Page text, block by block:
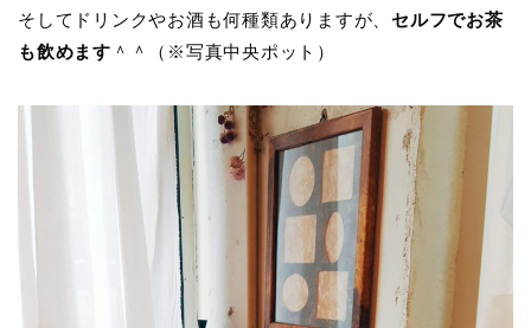
そしてドリンクやお酒も何種類ありますが、 セルフでお茶
も飲めます ＾＾（※写真中央ポット）